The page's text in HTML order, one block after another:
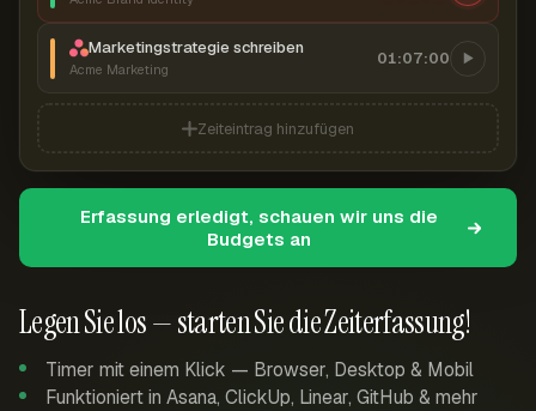
Legen Sie los — starten Sie die Zeiterfassung!
Timer mit einem Klick — Browser, Desktop & Mobil
Funktioniert in Asana, ClickUp, Linear, GitHub & mehr
Marketingstrategie schreiben
Acme Marketing
01:07:00
Zeiteintrag hinzufügen
Erfassung erledigt, schauen wir uns die
Budgets an